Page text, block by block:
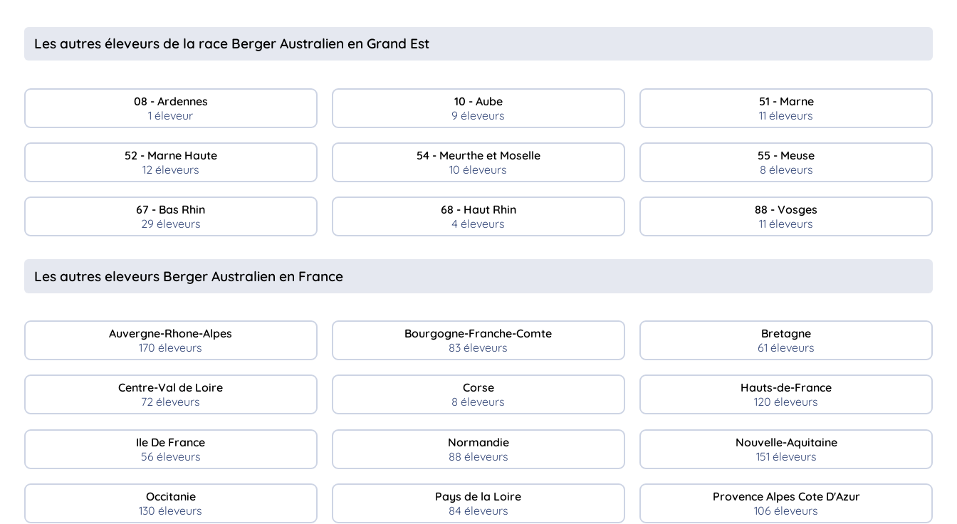
Les autres éleveurs de la race Berger Australien en Grand Est
08 - Ardennes
1 éleveur
10 - Aube
9 éleveurs
51 - Marne
11 éleveurs
52 - Marne Haute
12 éleveurs
54 - Meurthe et Moselle
10 éleveurs
55 - Meuse
8 éleveurs
67 - Bas Rhin
29 éleveurs
68 - Haut Rhin
4 éleveurs
88 - Vosges
11 éleveurs
Les autres eleveurs Berger Australien en France
Auvergne-Rhone-Alpes
170 éleveurs
Bourgogne-Franche-Comte
83 éleveurs
Bretagne
61 éleveurs
Centre-Val de Loire
72 éleveurs
Corse
8 éleveurs
Hauts-de-France
120 éleveurs
Ile De France
56 éleveurs
Normandie
88 éleveurs
Nouvelle-Aquitaine
151 éleveurs
Occitanie
130 éleveurs
Pays de la Loire
84 éleveurs
Provence Alpes Cote D'Azur
106 éleveurs